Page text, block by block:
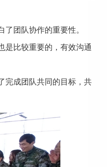
团队协作的重要性。
比较重要的，有效沟通
成团队共同的目标，共